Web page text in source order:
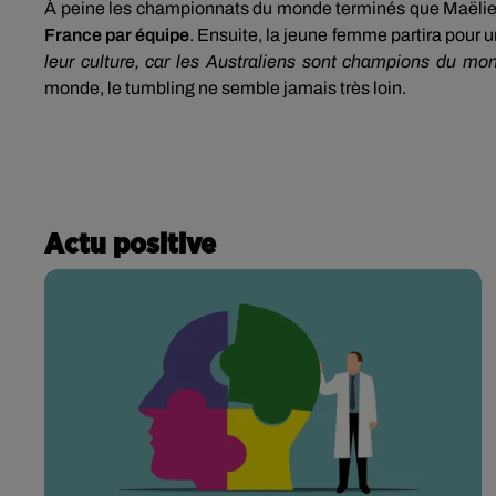
À peine les championnats du monde terminés que
France par équipe. Ensuite, la jeune femme partira pour
leur culture, car les Australiens sont champions du
monde, le tumbling ne semble jamais très loin.
Actu positive